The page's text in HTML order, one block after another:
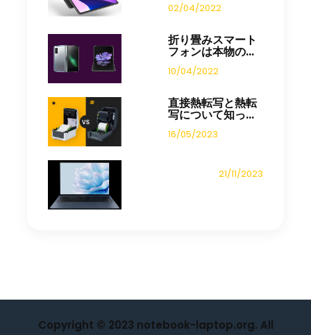
02/04/2022
折り畳みスマート
フォンは本物の...
10/04/2022
直接熱転写と熱転
写について知っ...
16/05/2023
21/11/2023
Copyright © 2023 notebook-laptop.org. All